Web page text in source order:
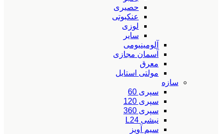
حصیری
عنکبوتی
لوزی
سایر
آلومینیومی
آسمان مجازی
معرق
مولتی استایل
سازه
سپری 60
سپری 120
سپری 360
نبشی L24
سیم آویز